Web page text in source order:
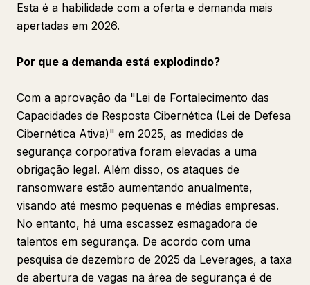
Esta é a habilidade com a oferta e demanda mais
apertadas em 2026.
Por que a demanda está explodindo?
Com a aprovação da "Lei de Fortalecimento das
Capacidades de Resposta Cibernética (Lei de Defesa
Cibernética Ativa)" em 2025, as medidas de
segurança corporativa foram elevadas a uma
obrigação legal. Além disso, os ataques de
ransomware estão aumentando anualmente,
visando até mesmo pequenas e médias empresas.
No entanto, há uma escassez esmagadora de
talentos em segurança. De acordo com uma
pesquisa de dezembro de 2025 da Leverages, a taxa
de abertura de vagas na área de segurança é de